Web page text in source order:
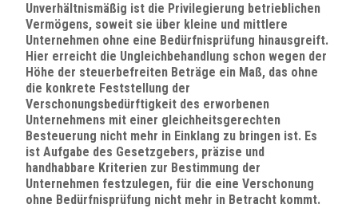
Unverhältnismäßig ist die Privilegierung betrieblichen
Vermögens, soweit sie über kleine und mittlere
Unternehmen ohne eine Bedürfnisprüfung hinausgreift.
Hier erreicht die Ungleichbehandlung schon wegen der
Höhe der steuerbefreiten Beträge ein Maß, das ohne
die konkrete Feststellung der
Verschonungsbedürftigkeit des erworbenen
Unternehmens mit einer gleichheitsgerechten
Besteuerung nicht mehr in Einklang zu bringen ist. Es
ist Aufgabe des Gesetzgebers, präzise und
handhabbare Kriterien zur Bestimmung der
Unternehmen festzulegen, für die eine Verschonung
ohne Bedürfnisprüfung nicht mehr in Betracht kommt.